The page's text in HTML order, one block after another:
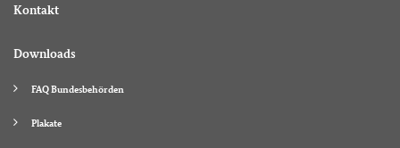
Kontakt
Downloads
FAQ Bundesbehörden
Plakate